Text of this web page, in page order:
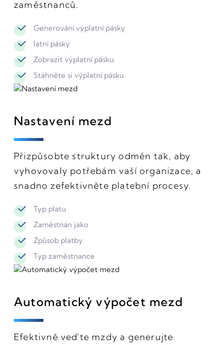
zaměstnanců.
Generování výplatní pásky
latní pásky
Zobrazit výplatní pásku
Stáhněte si výplatní pásku
Nastavení mezd
Přizpůsobte struktury odměn tak, aby
vyhovovaly potřebám vaší organizace, a
snadno zefektivněte platební procesy.
Typ platu
Zaměstnán jako
Způsob platby
Typ zaměstnance
Automatický výpočet mezd
Efektivně veďte mzdy a generujte